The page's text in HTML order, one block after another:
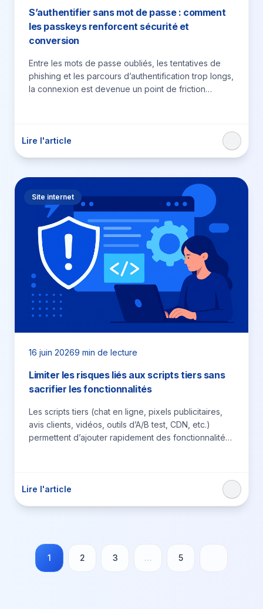
S’authentifier sans mot de passe : comment
les passkeys renforcent sécurité et
conversion
Entre les mots de passe oubliés, les tentatives de
phishing et les parcours d’authentification trop longs,
la connexion est devenue un point de friction
Lire l'article
Site internet
16 juin 20269 min de lecture
Limiter les risques liés aux scripts tiers sans
sacrifier les fonctionnalités
Les scripts tiers (chat en ligne, pixels publicitaires,
avis clients, vidéos, outils d’A/B test, CDN, etc.)
permettent d’ajouter rapidement des fonctionnalités
Lire l'article
1 2 3 … 5